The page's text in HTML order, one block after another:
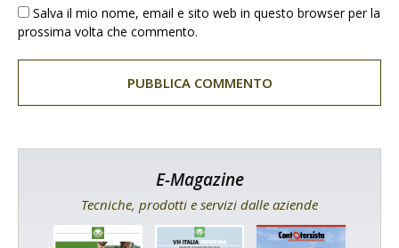
Salva il mio nome, email e sito web in questo browser per la
prossima volta che commento.
E-Magazine
Tecniche, prodotti e servizi dalle aziende